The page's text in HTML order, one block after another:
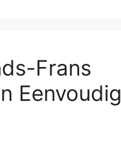
Frans
Eenvoudig